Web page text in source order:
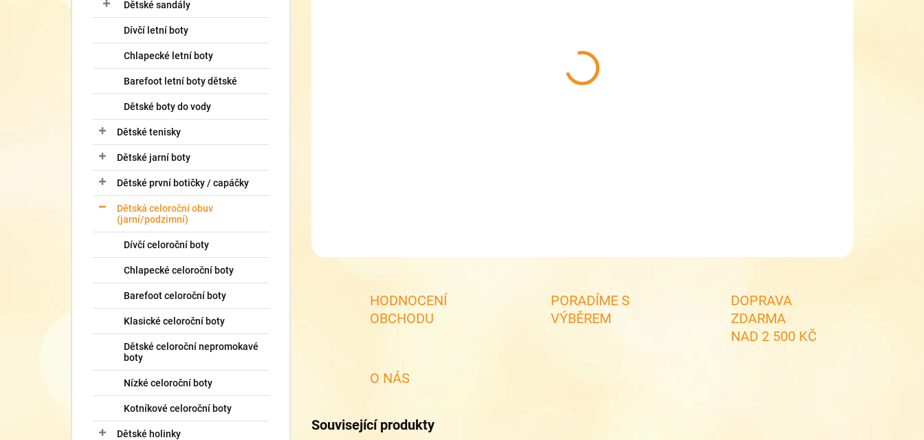
Dětské sandály
Dívčí letní boty
Chlapecké letní boty
Barefoot letní boty dětské
Dětské boty do vody
Dětské tenisky
Dětské jarní boty
Dětské první botičky / capáčky
Dětská celoroční obuv
(jarní/podzimní)
Dívčí celoroční boty
Chlapecké celoroční boty
Barefoot celoroční boty
Klasické celoroční boty
Dětské celoroční nepromokavé
boty
Nízké celoroční boty
Kotníkové celoroční boty
Dětské holinky
HODNOCENÍ
OBCHODU
PORADÍME S
VÝBĚREM
DOPRAVA
ZDARMA
NAD 2 500 KČ
O NÁS
Související produkty